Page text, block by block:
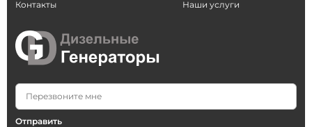
Контакты
Отправить
Наши услуги